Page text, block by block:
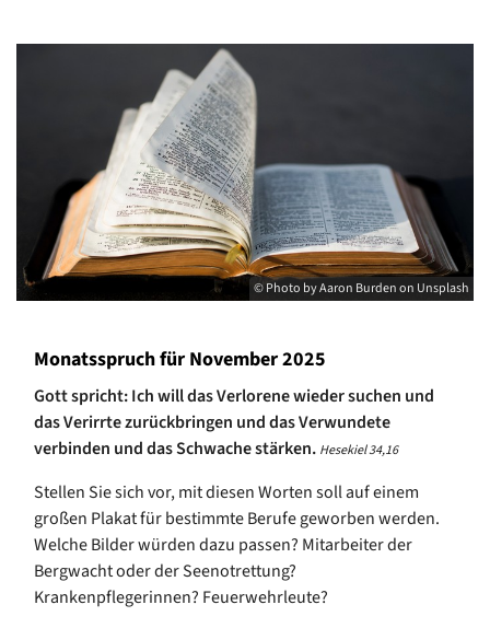
© Photo by Aaron Burden on Unsplash
Monatsspruch für November 2025
Gott spricht: Ich will das Verlorene wieder suchen und
das Verirrte zurückbringen und das Verwundete
verbinden und das Schwache stärken. Hesekiel 34,16
Stellen Sie sich vor, mit diesen Worten soll auf einem
großen Plakat für bestimmte Berufe geworben werden.
Welche Bilder würden dazu passen? Mitarbeiter der
Bergwacht oder der Seenotrettung?
Krankenpflegerinnen? Feuerwehrleute?